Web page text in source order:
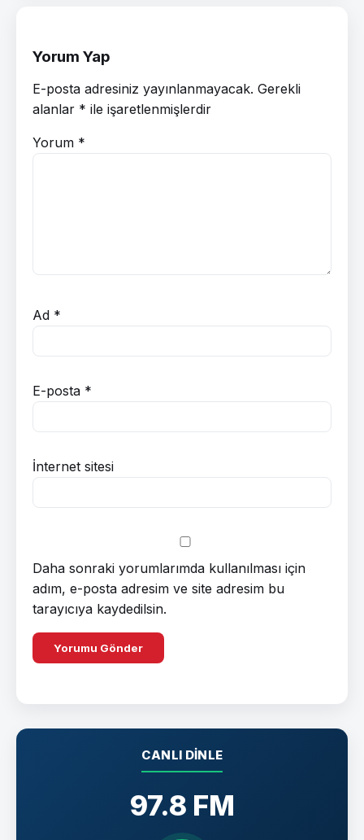
Yorum Yap
E-posta adresiniz yayınlanmayacak. Gerekli
alanlar * ile işaretlenmişlerdir
Yorum *
Ad *
E-posta *
İnternet sitesi
Daha sonraki yorumlarımda kullanılması için
adım, e-posta adresim ve site adresim bu
tarayıcıya kaydedilsin.
CANLI DINLE
97.8 FM